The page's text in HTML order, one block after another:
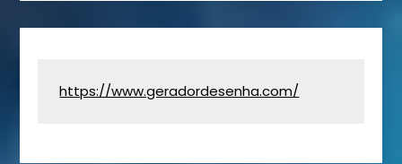
https://www.geradordesenha.com/